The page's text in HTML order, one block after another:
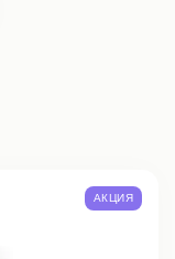
АКЦИЯ